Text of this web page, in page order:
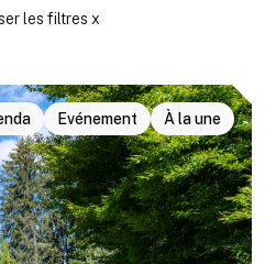
Evénement À la une